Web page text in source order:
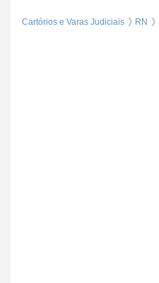
Cartórios e Varas Judiciais RN